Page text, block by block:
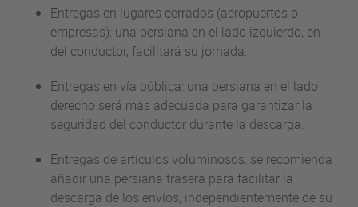
Entregas en lugares cerrados (aeropuertos o
empresas): una persiana en el lado izquierdo, en
del conductor, facilitará su jornada.
Entregas en vía pública: una persiana en el lado
derecho será más adecuada para garantizar la
seguridad del conductor durante la descarga.
Entregas de artículos voluminosos: se recomienda
añadir una persiana trasera para facilitar la
descarga de los envíos, independientemente de su